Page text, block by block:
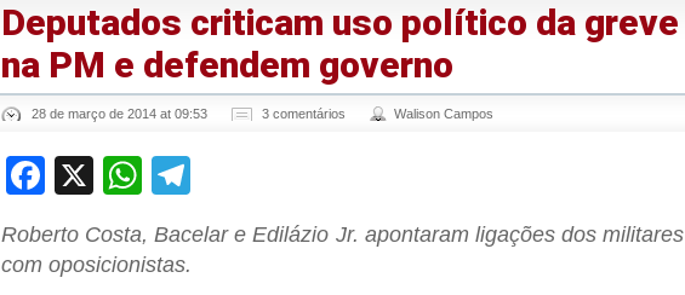
Deputados criticam uso político da greve
na PM e defendem governo
28 de março de 2014 at 09:53 3 comentários Walison Campos
Facebook
X WhatsApp
Roberto Costa, Bacelar e Edilázio Jr. apontaram ligações dos militares
com oposicionistas.